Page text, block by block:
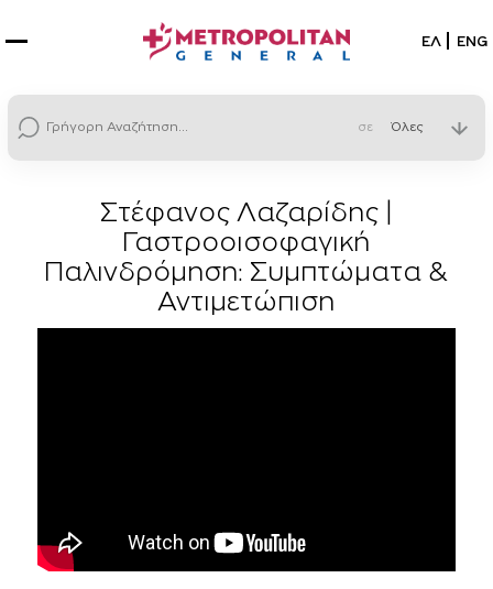
ΕΛ ENG
σε
Στέφανος Λαζαρίδης |
Γαστροοισοφαγική
Παλινδρόμηση: Συμπτώματα &
Αντιμετώπιση